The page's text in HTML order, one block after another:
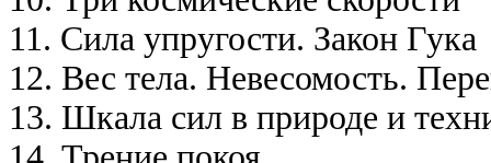
11. Сила упругости. Закон Гука
12. Вес тела. Невесомость.
13. Шкала сил в природе и